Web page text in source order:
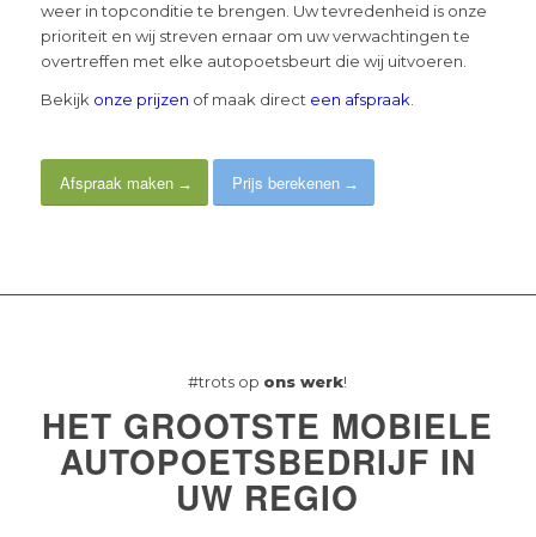
weer in topconditie te brengen. Uw tevredenheid is onze
prioriteit en wij streven ernaar om uw verwachtingen te
overtreffen met elke autopoetsbeurt die wij uitvoeren.
Bekijk onze prijzen of maak direct een afspraak.
Afspraak maken Prijs berekenen
#trots op ons werk!
HET GROOTSTE MOBIELE
AUTOPOETSBEDRIJF IN
UW REGIO